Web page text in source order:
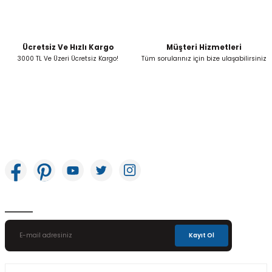
Gönder
Ücretsiz Ve Hızlı Kargo
3000 TL Ve Üzeri Ücretsiz Kargo!
Müşteri Hizmetleri
Tüm sorularınız için bize ulaşabilirsiniz
Kayıt Ol